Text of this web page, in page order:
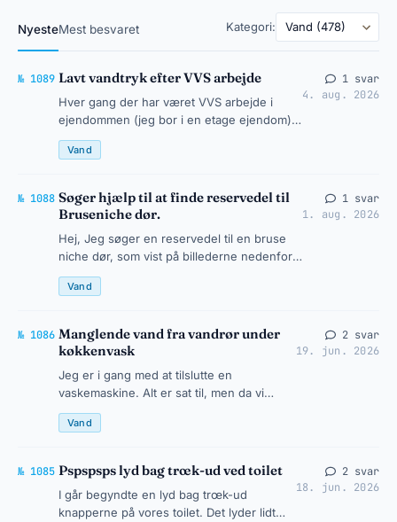
NyesteMest besvaret Kategori:
№ 1089 Lavt vandtryk efter VVS arbejde
Hver gang der har været VVS arbejde i
ejendommen (jeg bor i en etage ejendom),
mindskes vandtrykket hos mig. Jeg er ikke
bekendt med at andre naboer h…
Vand
1 svar
4. aug. 2026
№ 1088 Søger hjælp til at finde reservedel til
Bruseniche dør.
Hej, Jeg søger en reservedel til en bruse
niche dør, som vist på billederne nedenfor.
Har forsøgt at tage et billede af håndtaget,
da der er et mærke…
Vand
1 svar
1. aug. 2026
№ 1086 Manglende vand fra vandrør under
køkkenvask
Jeg er i gang med at tilslutte en
vaskemaskine. Alt er sat til, men da vi
prøver at tænde den, kommer der intet
vand ind. Vi konkluderer, at der ikke…
Vand
2 svar
19. jun. 2026
№ 1085 Pspspsps lyd bag trœk-ud ved toilet
I går begyndte en lyd bag trœk-ud
knapperne på vores toilet. Det lyder lidt
2 svar
18. jun. 2026